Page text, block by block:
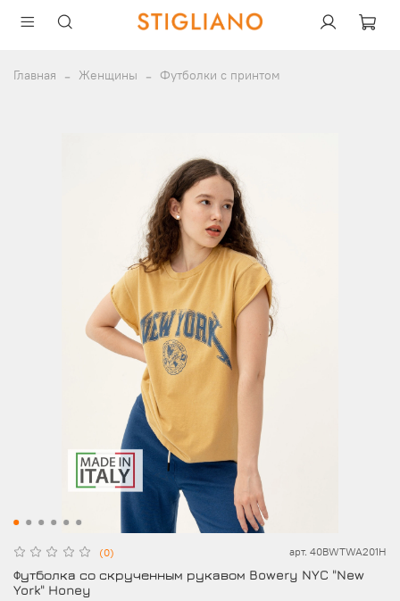
Главная Женщины Футболки с принтом
(0) арт. 40BWTWA201H
Футболка со скрученным рукавом Bowery NYC "New
York" Honey